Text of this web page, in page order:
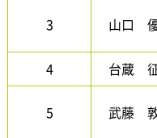
3 山口
4 台蔵
5 武藤